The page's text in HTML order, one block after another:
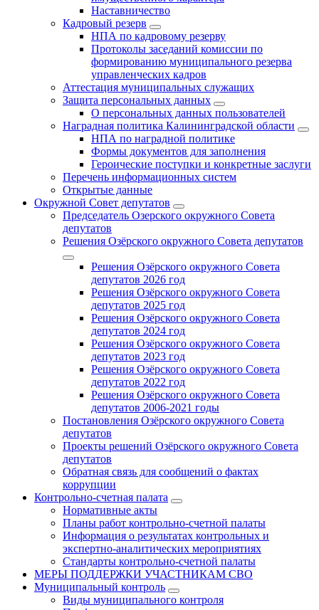
Наставничество
Кадровый резерв
НПА по кадровому резерву
Протоколы заседаний комиссии по
формированию муниципального резерва
управленческих кадров
Аттестация муниципальных служащих
Защита персональных данных
О персональных данных пользователей
Наградная политика Калининградской области
НПА по наградной политике
Формы документов для заполнения
Героические поступки и конкретные заслуги
Перечень информационных систем
Открытые данные
Окружной Совет депутатов
Председатель Озерского окружного Совета
депутатов
Решения Озёрского окружного Совета депутатов
Решения Озёрского окружного Совета
депутатов 2026 год
Решения Озёрского окружного Совета
депутатов 2025 год
Решения Озёрского окружного Совета
депутатов 2024 год
Решения Озёрского окружного Совета
депутатов 2023 год
Решения Озёрского окружного Совета
депутатов 2022 год
Решения Озёрского окружного Совета
депутатов 2006-2021 годы
Постановления Озёрского окружного Совета
депутатов
Проекты решений Озёрского окружного Совета
депутатов
Обратная связь для сообщений о фактах
коррупции
Контрольно-счетная палата
Нормативные акты
Планы работ контрольно-счетной палаты
Информация о результатах контрольных и
экспертно-аналитических мероприятиях
Стандарты контрольно-счетной палаты
МЕРЫ ПОДДЕРЖКИ УЧАСТНИКАМ СВО
Муниципальный контроль
Виды муниципального контроля